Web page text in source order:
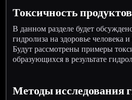
Токсичность
В данном разделе будет
гидролиза на здоровье
Будут рассмотрены примеры
образующихся в результате
Методы исследования